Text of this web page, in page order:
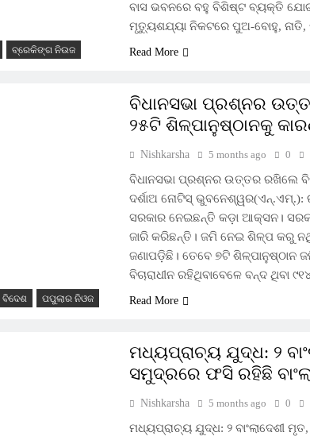
ବାସ ଭବନରେ ବହୁ ବିଶିଷ୍ଟ ବ୍ୟକ୍ତି
ମୃତ୍ୟୁଶଯ୍ୟା ନିକଟରେ ପୁଅ-ବୋହୁ, ନାତି,
Read More
ବ୍ରେକିଙ୍ଗ ନିଉଜ
ବିଧାନସଭା ପ୍ରଶ୍ନର
୨୫ଟି ଶିଳ୍ପାନୁଷ୍ଠାନକୁ
Nishkarsha 5 months ago 0
ବିଧାନସଭା ପ୍ରଶ୍ନର ଉତ୍ତର ରଖିଲେ
ଦର୍ଶାଅ ନୋଟିସ୍‌ ଭୁବନେଶ୍ୱର(ଏନ୍‌.ଏମ୍‌.):
ସରକାର ନେଇଛନ୍ତି କଡ଼ା ଆକ୍ସନ।
ଜାରି କରିଛନ୍ତି। ଜମି ନେଇ ଶିଳ୍ପ କରୁ
ଜଣାପଡ଼ିଛି। ତେବେ ୭ଟି ଶିଳ୍ପାନୁଷ୍ଠାନ
ବିଚାରାଧୀନ ରହିଥିବାବେଳେ ବନ୍ଦ ଥିବା
Read More
ବିଦେଶ
ପପୁଲାର ନିଓଜ
ମଧ୍ୟପ୍ରାଚ୍ୟ ଯୁଦ୍ଧ: ୨
ସମୁଦ୍ରରେ ଫସି ରହିଛି
Nishkarsha 5 months ago 0
ମଧ୍ୟପ୍ରାଚ୍ୟ ଯୁଦ୍ଧ: ୨ ବାଂଲାଦେଶୀ